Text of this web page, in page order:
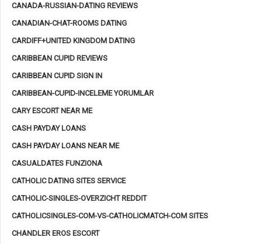
CANADA-RUSSIAN-DATING REVIEWS
CANADIAN-CHAT-ROOMS DATING
CARDIFF+UNITED KINGDOM DATING
CARIBBEAN CUPID REVIEWS
CARIBBEAN CUPID SIGN IN
CARIBBEAN-CUPID-INCELEME YORUMLAR
CARY ESCORT NEAR ME
CASH PAYDAY LOANS
CASH PAYDAY LOANS NEAR ME
CASUALDATES FUNZIONA
CATHOLIC DATING SITES SERVICE
CATHOLIC-SINGLES-OVERZICHT REDDIT
CATHOLICSINGLES-COM-VS-CATHOLICMATCH-COM SITES
CHANDLER EROS ESCORT